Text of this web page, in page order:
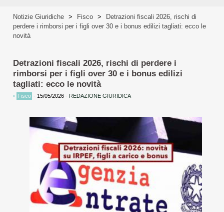
Notizie Giuridiche > Fisco >
Detrazioni fiscali 2026, rischi di
perdere i rimborsi per i figli over 30 e i bonus edilizi tagliati: ecco le
novità
Detrazioni fiscali 2026, rischi di perdere i
rimborsi per i figli over 30 e i bonus edilizi
tagliati: ecco le novità
• Fisco - 15/05/2026 - REDAZIONE GIURIDICA